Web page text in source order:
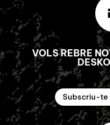
VOLS REBRE
Subscriu-te